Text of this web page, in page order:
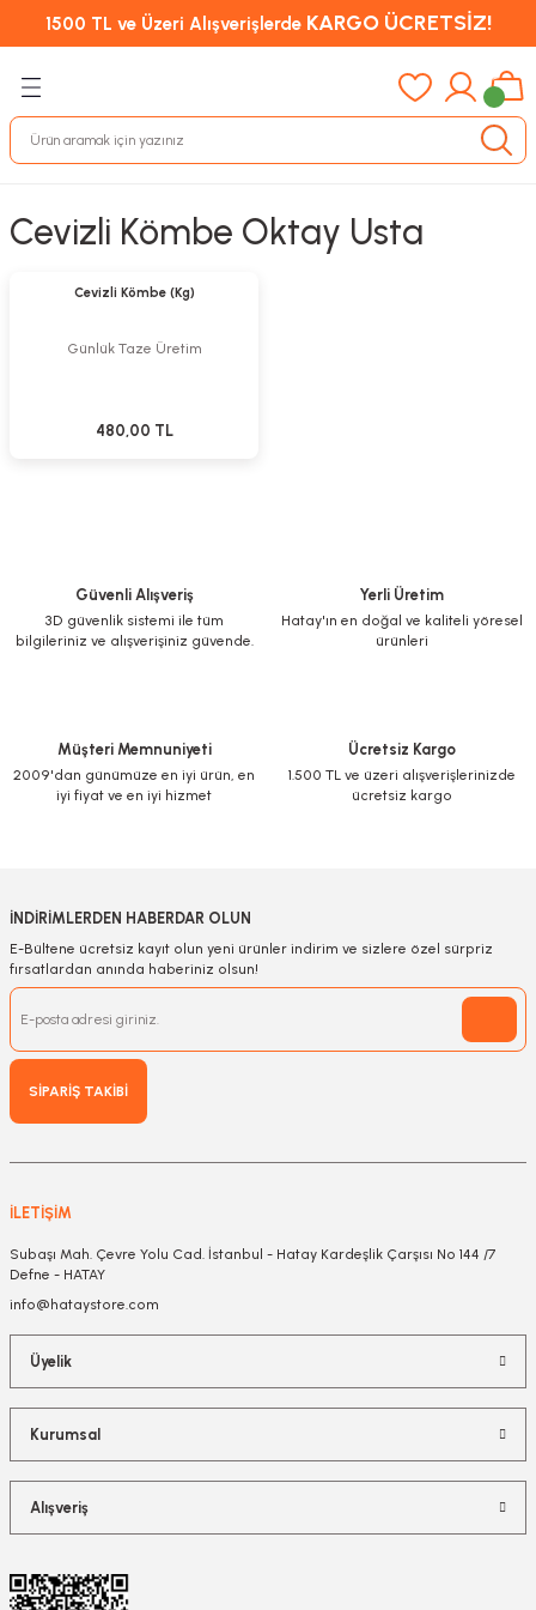
1500 TL ve Üzeri Alışverişlerde KARGO ÜCRETSİZ!
Cevizli Kömbe Oktay Usta
Cevizli Kömbe (Kg)
Günlük Taze Üretim
480,00 TL
Güvenli Alışveriş
3D güvenlik sistemi ile tüm
bilgileriniz ve alışverişiniz güvende.
Yerli Üretim
Hatay'ın en doğal ve kaliteli yöresel
ürünleri
Müşteri Memnuniyeti
2009'dan günümüze en iyi ürün, en
iyi fiyat ve en iyi hizmet
Ücretsiz Kargo
1.500 TL ve üzeri alışverişlerinizde
ücretsiz kargo
İNDİRİMLERDEN HABERDAR OLUN
E-Bültene ücretsiz kayıt olun yeni ürünler indirim ve sizlere özel sürpriz
fırsatlardan anında haberiniz olsun!
SİPARİŞ TAKİBİ
İLETİŞİM
Subaşı Mah. Çevre Yolu Cad. İstanbul - Hatay Kardeşlik Çarşısı No 144 /7
Defne - HATAY
info@hataystore.com
Üyelik
Kurumsal
Alışveriş